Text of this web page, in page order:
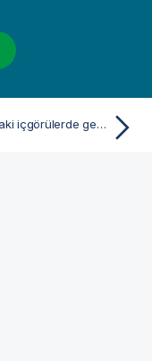
Akışlardaki içgörülerde gezinme